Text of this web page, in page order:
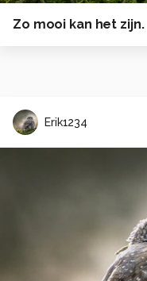
Zo mooi kan het zijn.
Erik1234